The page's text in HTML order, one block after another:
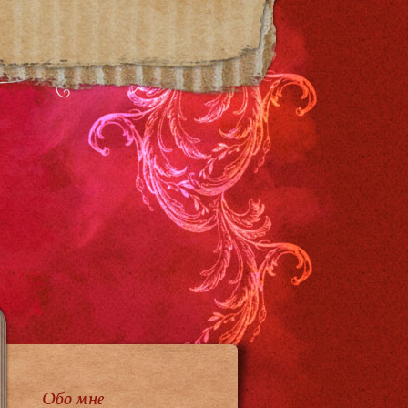
Обо мне